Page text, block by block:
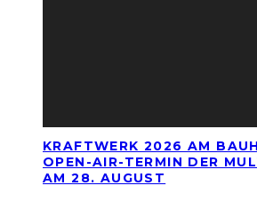
KRAFTWERK 2026 AM
OPEN-AIR-TERMIN DER
AM 28. AUGUST